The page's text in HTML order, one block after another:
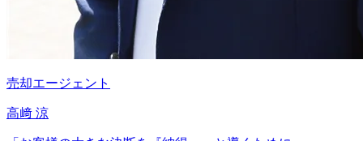
売却エージェント
高﨑 涼